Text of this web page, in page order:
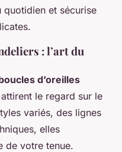
et sécurise
: l’art du
d’oreilles
le regard sur le
variés, des lignes
elles
de votre tenue.